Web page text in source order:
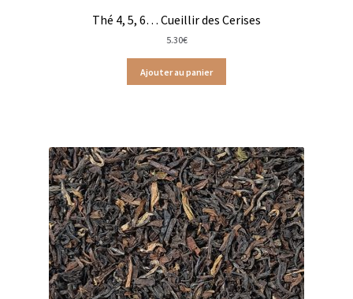
Diffuseurs de parfum
Jeux pour enfants
Produits pour enfant à broder
Accessoires de bain à broder
Autour de bébé à broder
Thé 4, 5, 6… Cueillir des Cerises
5.30€
Ajouter au panier